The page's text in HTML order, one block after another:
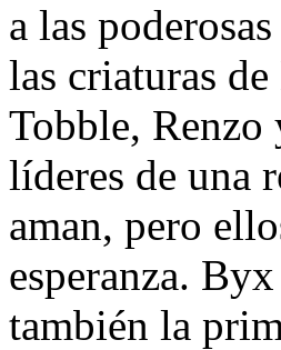
a las
las criaturas
Tobble,
líderes de una
aman, pero
esperanza.
también la